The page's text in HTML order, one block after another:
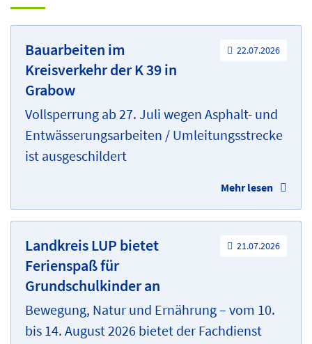
22.07.2026
Bauarbeiten im
Kreisverkehr der K 39 in
Grabow
Vollsperrung ab 27. Juli wegen Asphalt- und
Entwässerungsarbeiten / Umleitungsstrecke
ist ausgeschildert
Mehr lesen
21.07.2026
Landkreis LUP bietet
Ferienspaß für
Grundschulkinder an
Bewegung, Natur und Ernährung – vom 10.
bis 14. August 2026 bietet der Fachdienst